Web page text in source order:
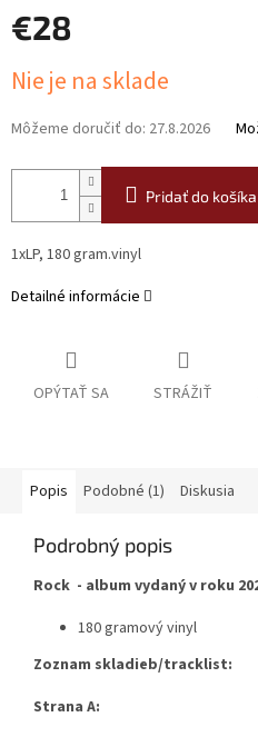
€28
cena:
Nie je na sklade
Môžeme doručiť do: 27.8.2026
Pridať do košíka
1xLP, 180 gram.vinyl
Detailné informácie
OPÝTAŤ SA STRÁŽIŤ
Popis Podobné (1) Diskusia
Podrobný popis
Rock - album vydaný v roku
180 gramový vinyl
Zoznam skladieb/tracklist:
Strana A: